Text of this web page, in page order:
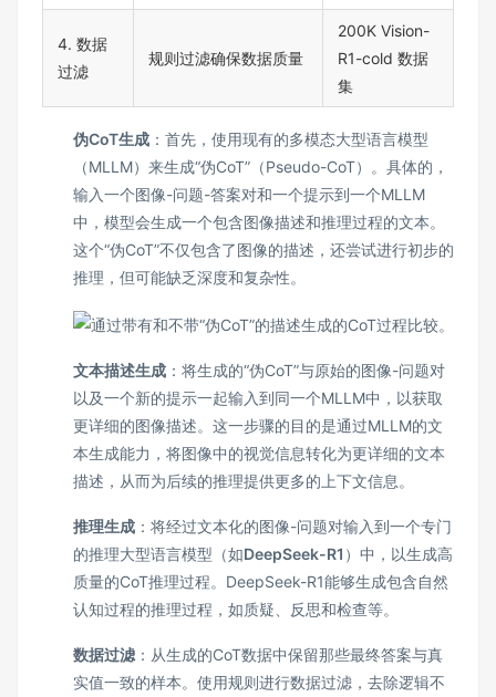
4. 数据
过滤
规则过滤确保数据质量
200K Vision-
R1-cold 数据
集
伪CoT生成 ：首先，使用现有的多模态大型语言模型
（MLLM）来生成“伪CoT”（Pseudo-CoT）。具体的，
输入一个图像-问题-答案对和一个提示到一个MLLM
中，模型会生成一个包含图像描述和推理过程的文本。
这个“伪CoT”不仅包含了图像的描述，还尝试进行初步的
推理，但可能缺乏深度和复杂性。
文本描述生成 ：将生成的“伪CoT”与原始的图像-问题对
以及一个新的提示一起输入到同一个MLLM中，以获取
更详细的图像描述。这一步骤的目的是通过MLLM的文
本生成能力，将图像中的视觉信息转化为更详细的文本
描述，从而为后续的推理提供更多的上下文信息。
推理生成 ：将经过文本化的图像-问题对输入到一个专门
的推理大型语言模型（如DeepSeek-R1 ）中，以生成高
质量的CoT推理过程。DeepSeek-R1能够生成包含自然
认知过程的推理过程，如质疑、反思和检查等。
数据过滤 ：从生成的CoT数据中保留那些最终答案与真
实值一致的样本。使用规则进行数据过滤，去除逻辑不